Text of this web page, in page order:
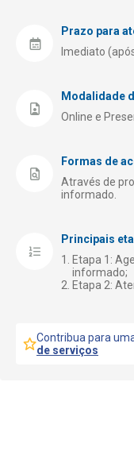
Prazo para
Imediato
Modalidade
Online e
Formas de
Através de
informado.
Principais
Etapa 1:
informado;
Etapa 2:
Contribua para
de serviços